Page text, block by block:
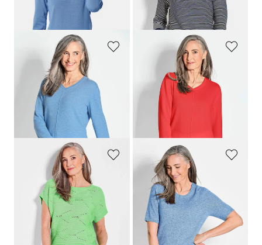
Laagste prijs van de afgelopen 30
dagen**: 59,95 €
Pullover van kasjmier met V-hals
109,95 €149,95 €
+ 7
Laagste prijs van de afgelopen 30
dagen**: 119,95 €
(-8%)
Pullover van kasjmier met V-hals
149,95 €
+ 7
Tricot pullover met ruitmotief
54,95 €79,95 €
Laagste prijs van de afgelopen 30
dagen**: 69,95 € (-21%)
GOLDNER
99,95 €129,95 €
+ 4
Laagste prijs van de afgelopen 30
dagen**: 109,95 € (-9%)